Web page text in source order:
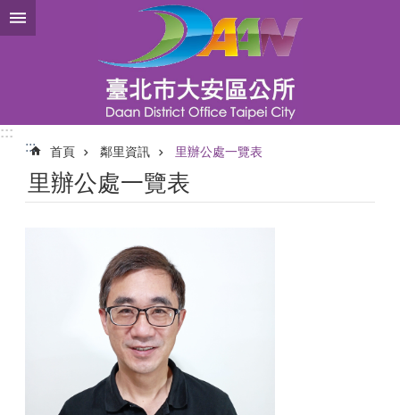
跳到主要內容區塊
:::
:::
首頁 鄰里資訊 里辦公處一覽表
里辦公處一覽表